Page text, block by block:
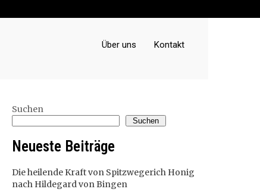
Über uns Kontakt
Suchen
Suchen
Neueste Beiträge
Die heilende Kraft von Spitzwegerich Honig
nach Hildegard von Bingen